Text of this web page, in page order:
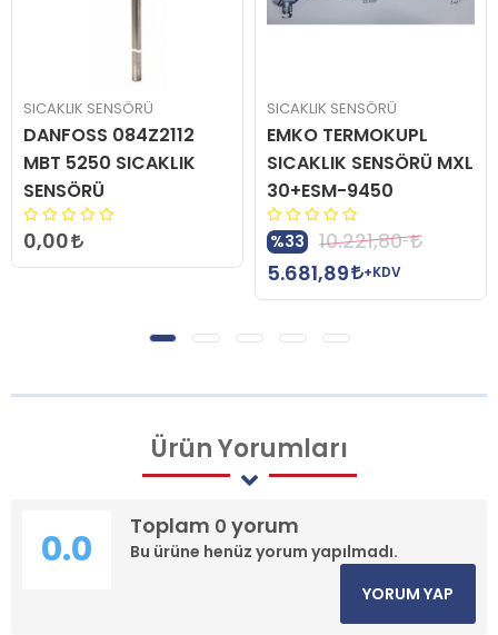
SICAKLIK SENSÖRÜ
DANFOSS 084Z2112
MBT 5250 SICAKLIK
SENSÖRÜ
0,00
SICAKLIK SENSÖRÜ
EMKO TERMOKUPL
SICAKLIK SENSÖRÜ MXL
30+ESM-9450
%33
10.221,80
5.681,89
+KDV
ÜrünYorumları
Toplam 0 yorum
Bu ürüne henüz yorum yapılmadı.
0.0
YORUM YAP